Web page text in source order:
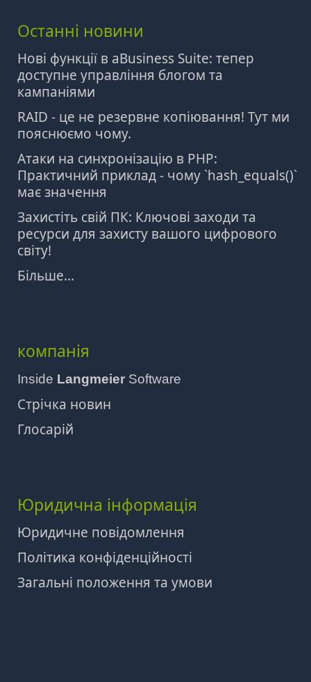
Останні новини
Нові функції в aBusiness Suite: тепер
доступне управління блогом та
кампаніями
RAID - це не резервне копіювання! Тут ми
пояснюємо чому.
Атаки на синхронізацію в PHP:
Практичний приклад - чому `hash_equals()`
має значення
Захистіть свій ПК: Ключові заходи та
ресурси для захисту вашого цифрового
світу!
Більше...
компанія
Inside Langmeier Software
Стрічка новин
Глосарій
Юридична інформація
Юридичне повідомлення
Політика конфіденційності
Загальні положення та умови